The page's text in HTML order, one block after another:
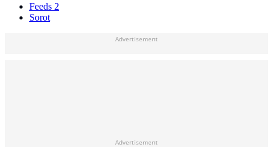
Feeds 2
Sorot
Advertisement
Advertisement